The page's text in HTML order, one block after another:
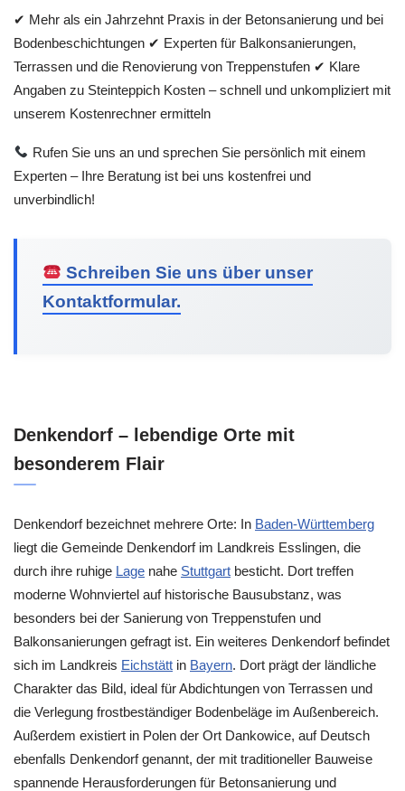
✔ Mehr als ein Jahrzehnt Praxis in der Betonsanierung und bei
Bodenbeschichtungen ✔ Experten für Balkonsanierungen,
Terrassen und die Renovierung von Treppenstufen ✔ Klare
Angaben zu Steinteppich Kosten – schnell und unkompliziert mit
unserem Kostenrechner ermitteln
Rufen Sie uns an und sprechen Sie persönlich mit einem
Experten – Ihre Beratung ist bei uns kostenfrei und
unverbindlich!
Schreiben Sie uns über unser
Kontaktformular.
Denkendorf – lebendige Orte mit
besonderem Flair
Denkendorf bezeichnet mehrere Orte: In Baden-Württemberg
liegt die Gemeinde Denkendorf im Landkreis Esslingen, die
durch ihre ruhige Lage nahe Stuttgart besticht. Dort treffen
moderne Wohnviertel auf historische Bausubstanz, was
besonders bei der Sanierung von Treppenstufen und
Balkonsanierungen gefragt ist. Ein weiteres Denkendorf befindet
sich im Landkreis Eichstätt in Bayern. Dort prägt der ländliche
Charakter das Bild, ideal für Abdichtungen von Terrassen und
die Verlegung frostbeständiger Bodenbeläge im Außenbereich.
Außerdem existiert in Polen der Ort Dankowice, auf Deutsch
ebenfalls Denkendorf genannt, der mit traditioneller Bauweise
spannende Herausforderungen für Betonsanierung und